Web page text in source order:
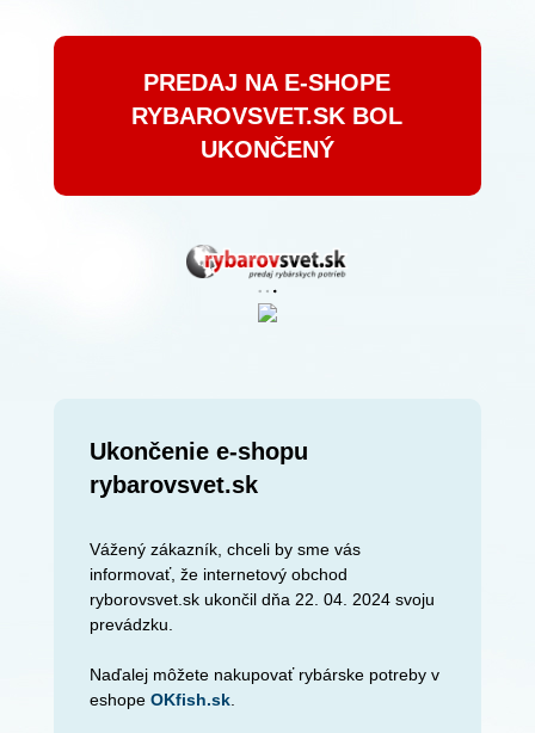
PREDAJ NA E-SHOPE
RYBAROVSVET.SK BOL
UKONČENÝ
Ukončenie e-shopu
rybarovsvet.sk
Vážený zákazník, chceli by sme vás
informovať, že internetový obchod
ryborovsvet.sk ukončil dňa 22. 04. 2024 svoju
prevádzku.
Naďalej môžete nakupovať rybárske potreby v
eshope OKfish.sk.